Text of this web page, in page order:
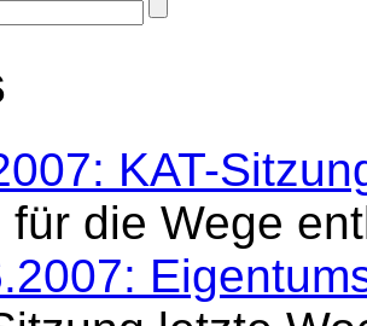
KAT-
für die Wege